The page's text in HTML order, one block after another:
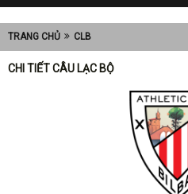
TRANG CHỦ CLB
CHI TIẾT CÂU LẠC BỘ